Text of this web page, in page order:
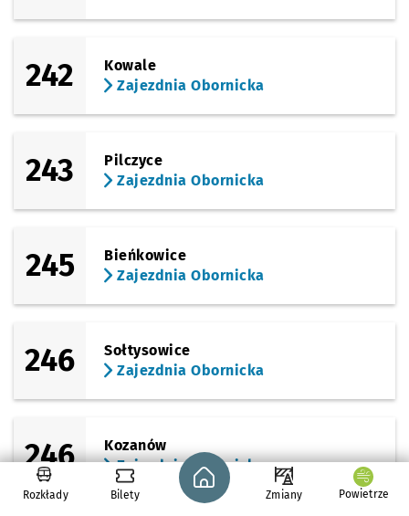
242
Kowale
Zajezdnia Obornicka
243
Pilczyce
Zajezdnia Obornicka
245
Bieńkowice
Zajezdnia Obornicka
246
Sołtysowice
Zajezdnia Obornicka
246
Kozanów
Zajezdnia Obornicka
Rozkłady Bilety
Strona główna - wroclaw.pl
Zmiany Powietrze